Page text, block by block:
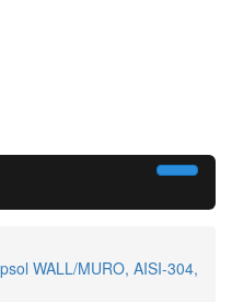
WALL/MURO, AISI-304,